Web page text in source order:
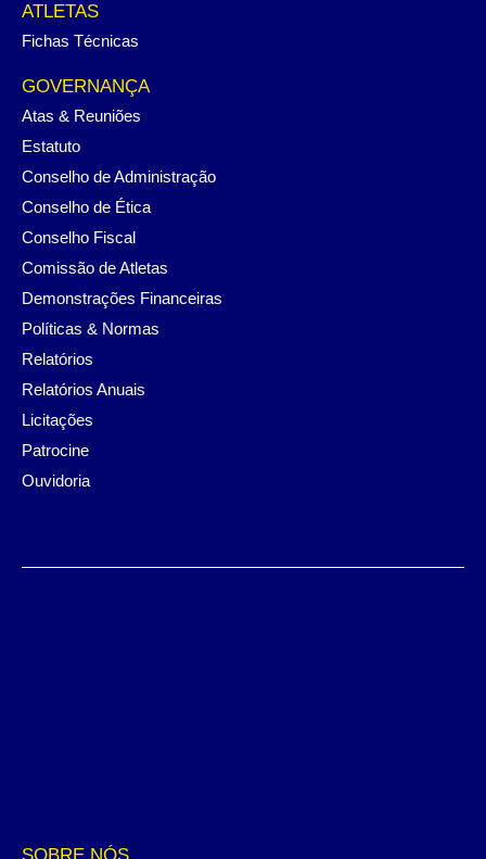
ATLETAS
Fichas Técnicas
GOVERNANÇA
Atas & Reuniões
Estatuto
Conselho de Administração
Conselho de Ética
Conselho Fiscal
Comissão de Atletas
Demonstrações Financeiras
Políticas & Normas
Relatórios
Relatórios Anuais
Licitações
Patrocine
Ouvidoria